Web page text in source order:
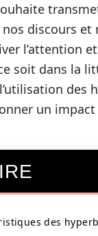
discours et
l’attention
soit dans la
des
un
des